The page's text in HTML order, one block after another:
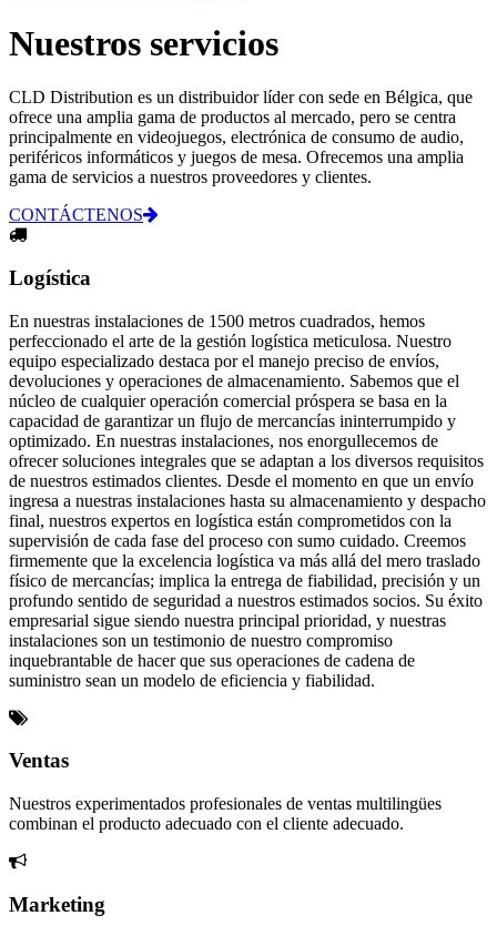
Nuestros servicios
CLD Distribution es un distribuidor líder con sede en Bélgica, que
ofrece una amplia gama de productos al mercado, pero se centra
principalmente en videojuegos, electrónica de consumo de audio,
periféricos informáticos y juegos de mesa. Ofrecemos una amplia
gama de servicios a nuestros proveedores y clientes.
CONTÁCTENOS
Logística
En nuestras instalaciones de 1500 metros cuadrados, hemos
perfeccionado el arte de la gestión logística meticulosa. Nuestro
equipo especializado destaca por el manejo preciso de envíos,
devoluciones y operaciones de almacenamiento. Sabemos que el
núcleo de cualquier operación comercial próspera se basa en la
capacidad de garantizar un flujo de mercancías ininterrumpido y
optimizado. En nuestras instalaciones, nos enorgullecemos de
ofrecer soluciones integrales que se adaptan a los diversos requisitos
de nuestros estimados clientes. Desde el momento en que un envío
ingresa a nuestras instalaciones hasta su almacenamiento y despacho
final, nuestros expertos en logística están comprometidos con la
supervisión de cada fase del proceso con sumo cuidado. Creemos
firmemente que la excelencia logística va más allá del mero traslado
físico de mercancías; implica la entrega de fiabilidad, precisión y un
profundo sentido de seguridad a nuestros estimados socios. Su éxito
empresarial sigue siendo nuestra principal prioridad, y nuestras
instalaciones son un testimonio de nuestro compromiso
inquebrantable de hacer que sus operaciones de cadena de
suministro sean un modelo de eficiencia y fiabilidad.
Ventas
Nuestros experimentados profesionales de ventas multilingües
combinan el producto adecuado con el cliente adecuado.
Marketing